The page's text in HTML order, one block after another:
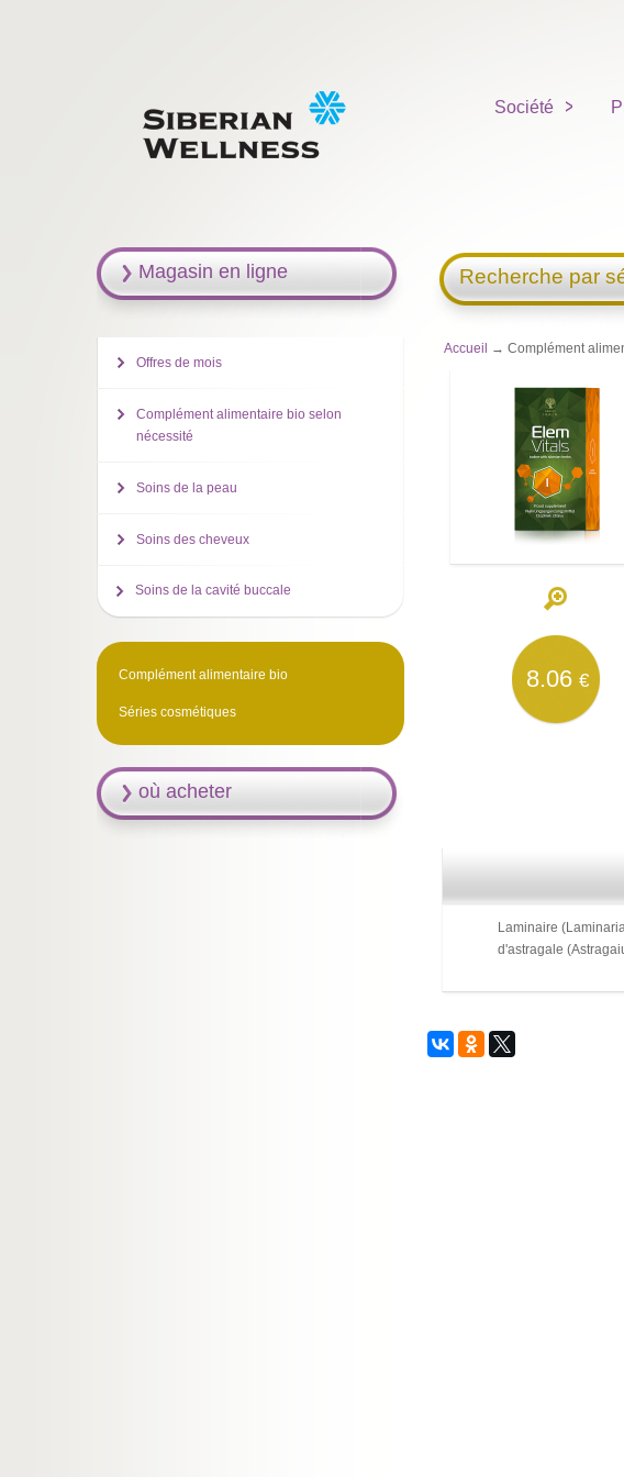
Société
Recherche par
Accueil → Complément
8.06 €
Laminaire
d'astragale
Magasin en ligne
Offres de mois
Complément alimentaire bio selon
nécessité
Soins de la peau
Soins des cheveux
Soins de la cavité buccale
Complément alimentaire bio
Séries cosmétiques
où acheter